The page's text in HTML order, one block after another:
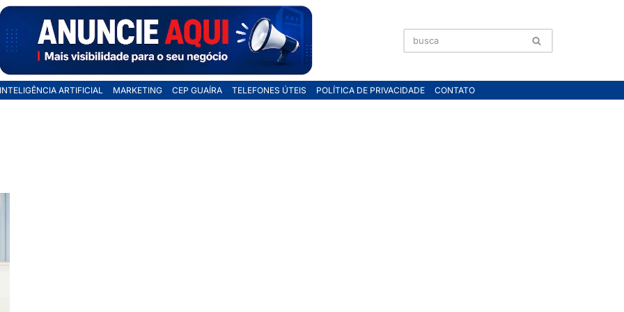
INTELIGÊNCIA ARTIFICIAL MARKETING CEP GUAÍRA TELEFONES ÚTEIS POLÍTICA DE PRIVACIDADE CONTATO